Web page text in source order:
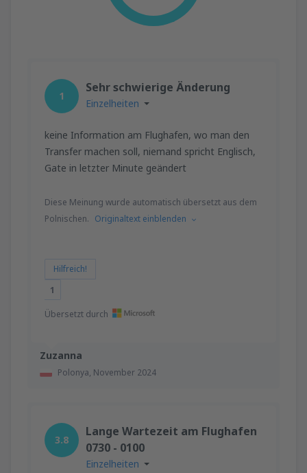
Zuzanna
Polonya, November 2024
1
Sehr schwierige Änderung
Einzelheiten
keine Information am Flughafen, wo man den
Transfer machen soll, niemand spricht Englisch,
Gate in letzter Minute geändert
Diese Meinung wurde automatisch übersetzt aus dem
Polnischen. Originaltext einblenden
Hilfreich!
1
Übersetzt durch
3.8
Lange Wartezeit am Flughafen
0730 - 0100
Einzelheiten